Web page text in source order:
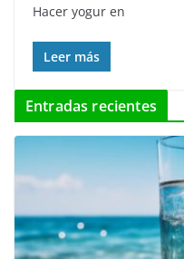
Hacer yogur en
Leer más
Entradas recientes